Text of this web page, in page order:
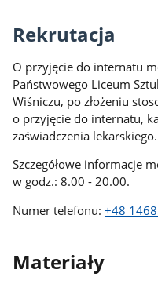
Rekrutacja
O przyjęcie do internatu
Państwowego Liceum
Wiśniczu, po złożeniu
o przyjęcie do internatu,
zaświadczenia lekarskiego.
Szczegółowe informacje
w godz.: 8.00 - 20.00.
Numer telefonu:+48
Materiały